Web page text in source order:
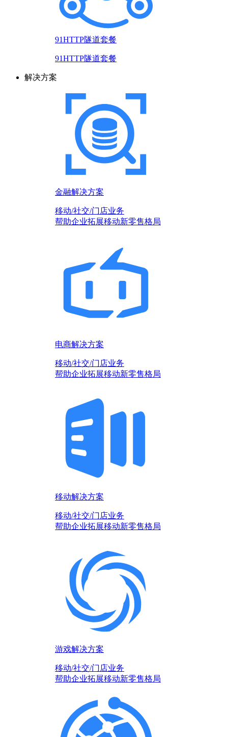
91HTTP隧道套餐
91HTTP隧道套餐
解决方案
金融解决方案
移动/社交/门店业务
帮助企业拓展移动新零售格局
电商解决方案
移动/社交/门店业务
帮助企业拓展移动新零售格局
移动解决方案
移动/社交/门店业务
帮助企业拓展移动新零售格局
游戏解决方案
移动/社交/门店业务
帮助企业拓展移动新零售格局